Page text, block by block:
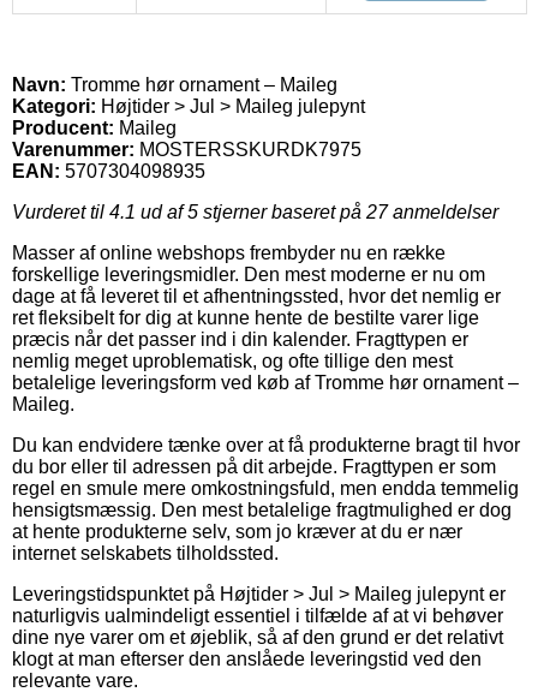
Navn: Tromme hør ornament – Maileg
Kategori: Højtider > Jul > Maileg julepynt
Producent: Maileg
Varenummer: MOSTERSSKURDK7975
EAN: 5707304098935
Vurderet til 4.1 ud af 5 stjerner baseret på 27anmeldelser
Masser af online webshops frembyder nu en række
forskellige leveringsmidler. Den mest moderne er nu om
dage at få leveret til et afhentningssted, hvor det nemlig er
ret fleksibelt for dig at kunne hente de bestilte varer lige
præcis når det passer ind i din kalender. Fragttypen er
nemlig meget uproblematisk, og ofte tillige den mest
betalelige leveringsform ved køb af Tromme hør ornament –
Maileg.
Du kan endvidere tænke over at få produkterne bragt til hvor
du bor eller til adressen på dit arbejde. Fragttypen er som
regel en smule mere omkostningsfuld, men endda temmelig
hensigtsmæssig. Den mest betalelige fragtmulighed er dog
at hente produkterne selv, som jo kræver at du er nær
internet selskabets tilholdssted.
Leveringstidspunktet på Højtider > Jul > Maileg julepynt er
naturligvis ualmindeligt essentiel i tilfælde af at vi behøver
dine nye varer om et øjeblik, så af den grund er det relativt
klogt at man efterser den anslåede leveringstid ved den
relevante vare.